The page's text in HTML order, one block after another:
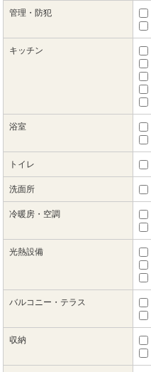
管理・防犯
キッチン
浴室
トイレ
洗面所
冷暖房・空調
光熱設備
バルコニー・テラス
収納